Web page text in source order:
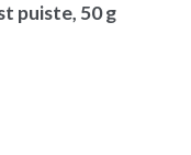
puiste, 50 g